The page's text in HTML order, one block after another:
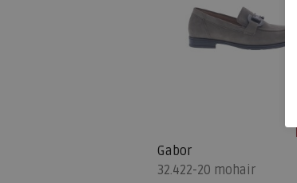
Gabor
32.422-20 mohair